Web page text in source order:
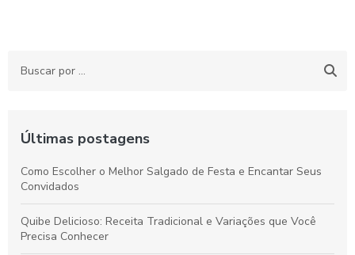
Deliciosas Esfihas para Festa Infantil
Deliciosas receitas de esfiha de carne para você saborear
Deliciosas receitas de quibe para surpreender a família
Delicioso Bolinho de Queijo: Receita Fácil e Prática
Delicioso Enroladinho de Presunto e Queijo
Últimas postagens
Como Escolher o Melhor Salgado de Festa e Encantar Seus
Convidados
Quibe Delicioso: Receita Tradicional e Variações que Você
Precisa Conhecer